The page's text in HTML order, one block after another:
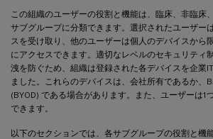
この組織のユーザーの役割と機能は、臨床、非臨床
サブグループに分類できます。選択されたユーザー
スを受け取り、他のユーザーは個人のデバイスから
にアクセスできます。適切なレベルのセキュリティ
洩を防ぐため、組織は登録された各デバイスを企業
ました。これらのデバイスは、会社所有であるか、
(BYOD) である場合があります。また、ユーザーは1
できます。
以下のセクションでは、各サブグループの役割と機